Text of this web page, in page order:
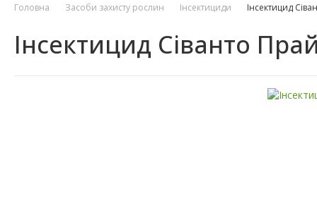
Головна Засоби захисту рослин Інсектициди Інсектицид
Інсектицид Сіванто